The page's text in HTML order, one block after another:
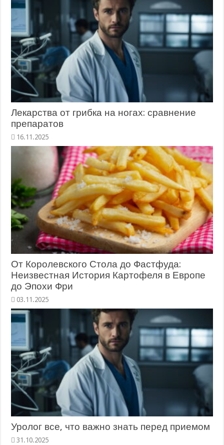
Лекарства от грибка на ногах: сравнение
препаратов
16.11.2025
От Королевского Стола до Фастфуда:
Неизвестная История Картофеля в Европе
до Эпохи Фри
03.11.2025
Уролог все, что важно знать перед приемом
31.10.2025